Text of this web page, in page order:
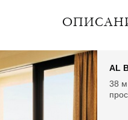
AL
38